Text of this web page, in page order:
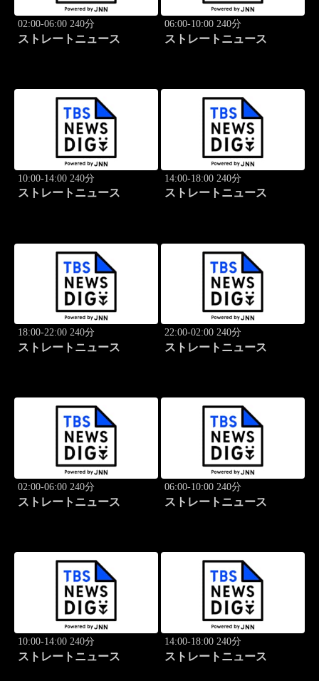
02:00-06:00 240分
ストレートニュース
06:00-10:00 240分
ストレートニュース
10:00-14:00 240分
ストレートニュース
14:00-18:00 240分
ストレートニュース
18:00-22:00 240分
ストレートニュース
22:00-02:00 240分
ストレートニュース
02:00-06:00 240分
ストレートニュース
06:00-10:00 240分
ストレートニュース
10:00-14:00 240分
ストレートニュース
14:00-18:00 240分
ストレートニュース